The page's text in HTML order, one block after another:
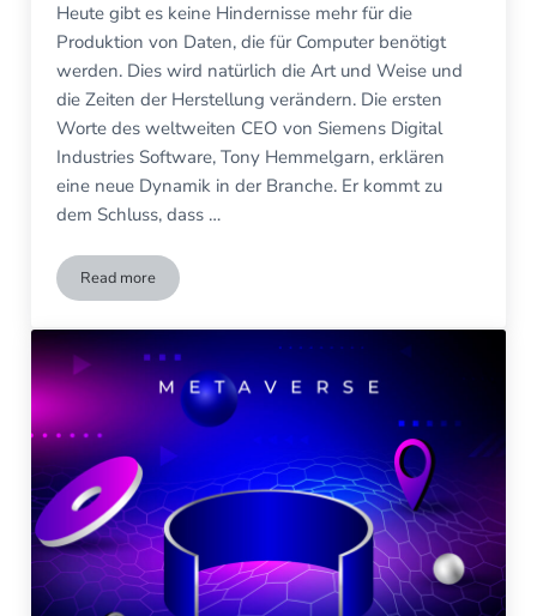
Heute gibt es keine Hindernisse mehr für die
Produktion von Daten, die für Computer benötigt
werden. Dies wird natürlich die Art und Weise und
die Zeiten der Herstellung verändern. Die ersten
Worte des weltweiten CEO von Siemens Digital
Industries Software, Tony Hemmelgarn, erklären
eine neue Dynamik in der Branche. Er kommt zu
dem Schluss, dass …
Read moreIndustrielles Metaversum